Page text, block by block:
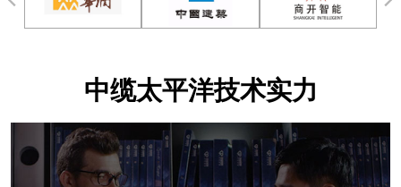
中缆太平洋技术实力